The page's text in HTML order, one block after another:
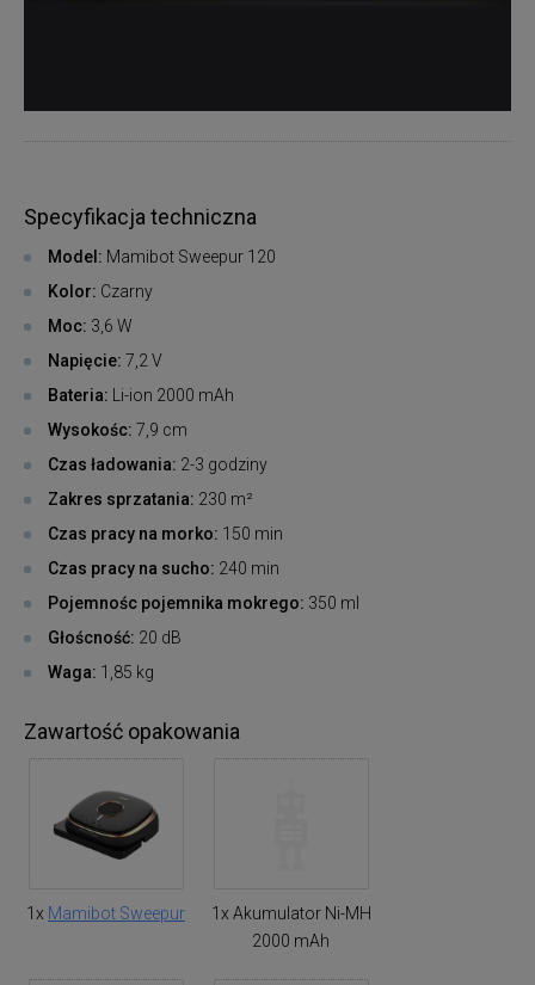
Specyfikacja techniczna
Model: Mamibot Sweepur 120
Kolor: Czarny
Moc: 3,6 W
Napięcie: 7,2 V
Bateria:
Li-ion 2000 mAh
Wysokośc: 7,9 cm
Czas ładowania: 2-3 godziny
Zakres sprzatania: 230 m²
Czas pracy na morko: 150 min
Czas pracy na sucho: 240 min
Pojemnośc pojemnika mokrego: 350 ml
Głoścność: 20 dB
Waga: 1,85 kg
Zawartość opakowania
1x Mamibot Sweepur
1x Akumulator Ni-MH
2000 mAh